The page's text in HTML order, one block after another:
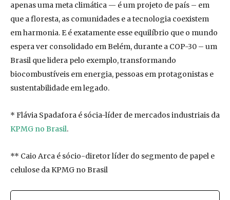
apenas uma meta climática — é um projeto de país – em
que a floresta, as comunidades e a tecnologia coexistem
em harmonia. E é exatamente esse equilíbrio que o mundo
espera ver consolidado em Belém, durante a COP-30 – um
Brasil que lidera pelo exemplo, transformando
biocombustíveis em energia, pessoas em protagonistas e
sustentabilidade em legado.
* Flávia Spadafora é sócia-líder de mercados industriais da
KPMG no Brasil.
** Caio Arca é sócio-diretor líder do segmento de papel e
celulose da KPMG no Brasil